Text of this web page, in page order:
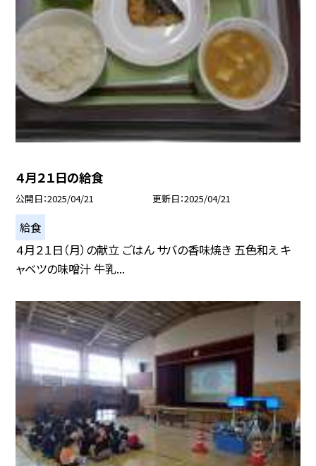
４月２１日の給食
公開日 2025/04/21 更新日 2025/04/21
給食
４月２１日（月）の献立 ごはん サバの香味焼き 五色和え キ
ャベツの味噌汁 牛乳...